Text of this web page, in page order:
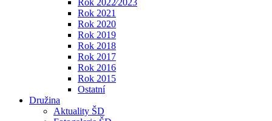
Rok 2022⁄2023
Rok 2021
Rok 2020
Rok 2019
Rok 2018
Rok 2017
Rok 2016
Rok 2015
Ostatní
Družina
Aktuality ŠD